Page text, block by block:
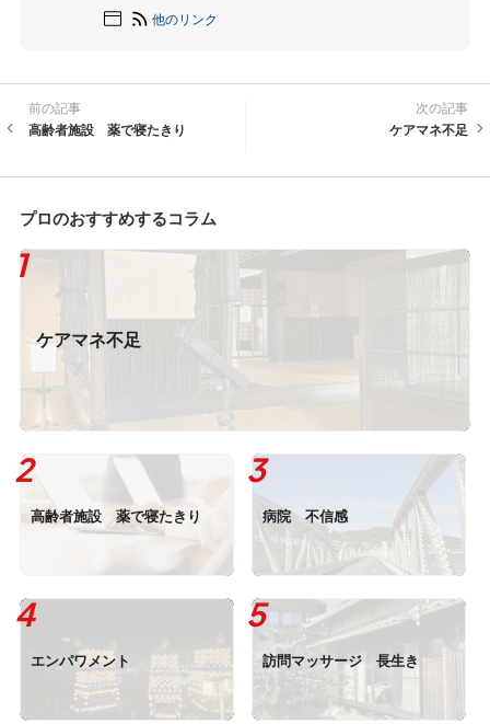
他のリンク
前の記事
高齢者施設 薬で寝たきり
次の記事
ケアマネ不足
プロのおすすめするコラム
ケアマネ不足
高齢者施設 薬で寝たきり 病院 不信感
エンパワメント 訪問マッサージ 長生き